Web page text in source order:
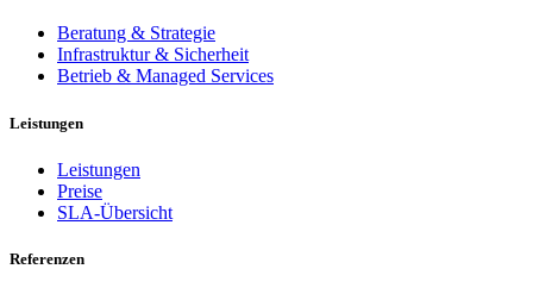
Beratung & Strategie
Infrastruktur & Sicherheit
Betrieb & Managed Services
Leistungen
Leistungen
Preise
SLA-Übersicht
Referenzen